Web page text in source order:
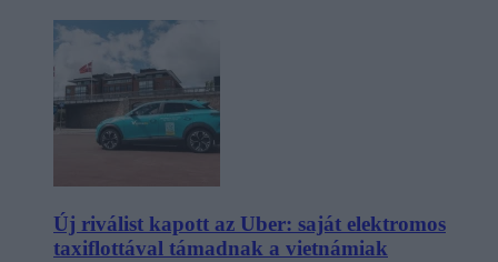
Új riválist kapott az Uber: saját elektromos
taxiflottával támadnak a vietnámiak